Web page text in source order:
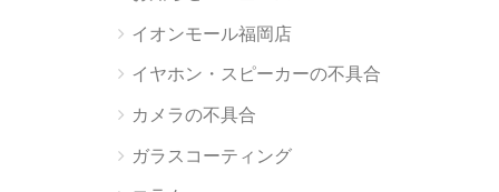
イオンモール福岡店
イヤホン・スピーカーの不具合
カメラの不具合
ガラスコーティング